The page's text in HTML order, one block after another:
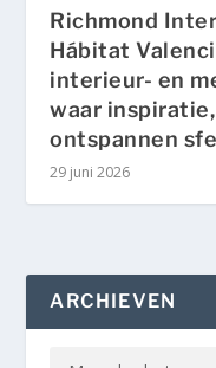
Richmond
Hábitat
interieur- en
waar
ontspannen
29 juni 2026
ARCHIEVEN